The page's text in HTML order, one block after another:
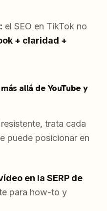
el SEO en TikTok no
+ claridad +
allá de YouTube y
trata cada
puede posicionar en
en la SERP de
para how-to y